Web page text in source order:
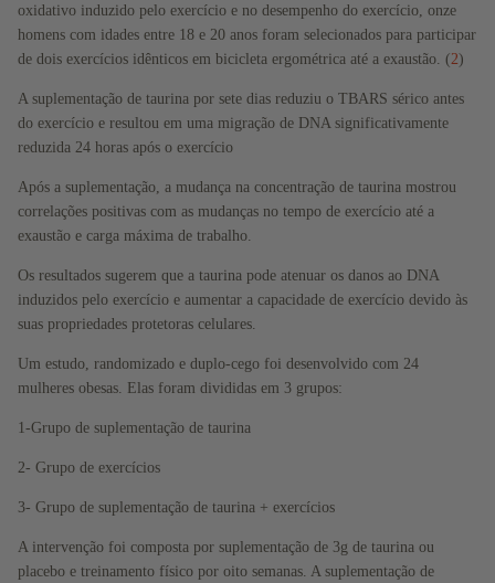
Por objetivo
oxidativo induzido pelo exercício e no desempenho do exercício, onze
homens com idades entre 18 e 20 anos foram selecionados para participar
de dois exercícios idênticos em bicicleta ergométrica até a exaustão. (2)
A suplementação de taurina por sete dias reduziu o TBARS sérico antes
do exercício e resultou em uma migração de DNA significativamente
reduzida 24 horas após o exercício
Após a suplementação, a mudança na concentração de taurina mostrou
correlações positivas com as mudanças no tempo de exercício até a
exaustão e carga máxima de trabalho.
Os resultados sugerem que a taurina pode atenuar os danos ao DNA
induzidos pelo exercício e aumentar a capacidade de exercício devido às
suas propriedades protetoras celulares.
Um estudo, randomizado e duplo-cego foi desenvolvido com 24
mulheres obesas. Elas foram divididas em 3 grupos:
1-Grupo de suplementação de taurina
2- Grupo de exercícios
3- Grupo de suplementação de taurina + exercícios
A intervenção foi composta por suplementação de 3g de taurina ou
placebo e treinamento físico por oito semanas. A suplementação de